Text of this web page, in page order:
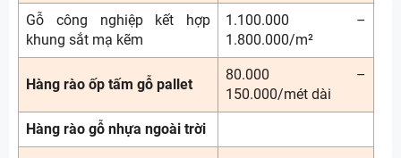
Gỗ công nghiệp kết hợp
khung sắt mạ kẽm
1.100.000 –
1.800.000/m²
Hàng rào ốp tấm gỗ pallet
80.000 –
150.000/mét dài
Hàng rào gỗ nhựa ngoài trời